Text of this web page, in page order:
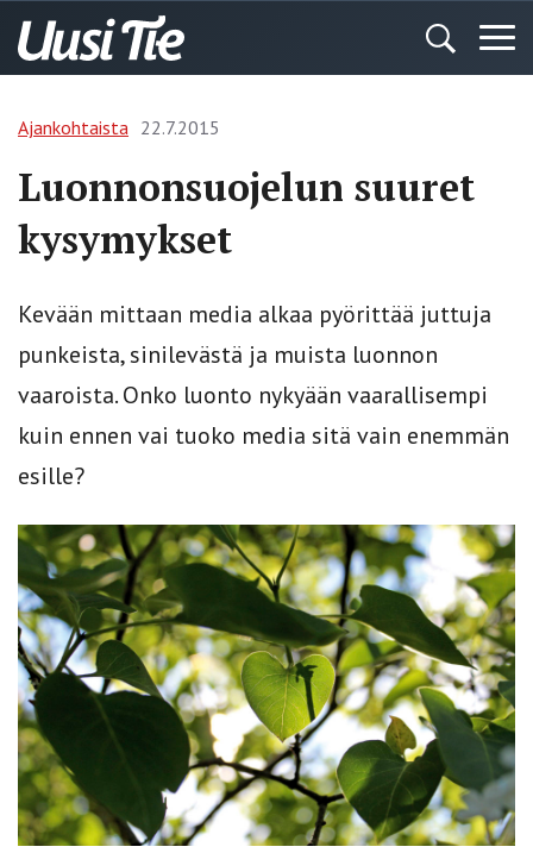
Ajankohtaista 22.7.2015
Luonnonsuojelun suuret
kysymykset
Kevään mittaan media alkaa pyörittää juttuja
punkeista, sinilevästä ja muista luonnon
vaaroista. Onko luonto nykyään vaarallisempi
kuin ennen vai tuoko media sitä vain enemmän
esille?